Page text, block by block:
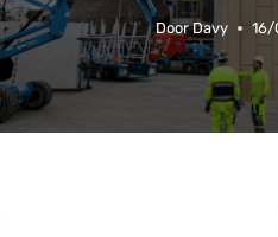
Door Davy 16/